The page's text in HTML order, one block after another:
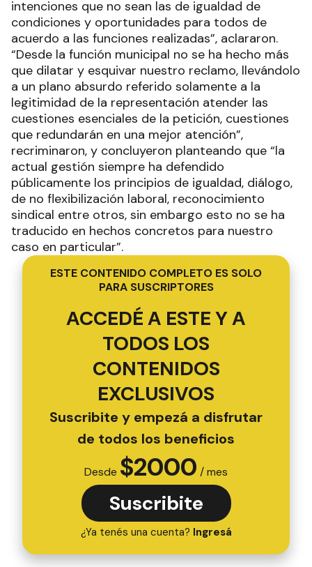
intenciones que no sean las de igualdad de
condiciones y oportunidades para todos de
acuerdo a las funciones realizadas”, aclararon.
“Desde la función municipal no se ha hecho más
que dilatar y esquivar nuestro reclamo, llevándolo
a un plano absurdo referido solamente a la
legitimidad de la representación atender las
cuestiones esenciales de la petición, cuestiones
que redundarán en una mejor atención”,
recriminaron, y concluyeron planteando que “la
actual gestión siempre ha defendido
públicamente los principios de igualdad, diálogo,
de no flexibilización laboral, reconocimiento
sindical entre otros, sin embargo esto no se ha
traducido en hechos concretos para nuestro
caso en particular”.
ESTE CONTENIDO COMPLETO ES SOLO
PARA SUSCRIPTORES
ACCEDÉ A ESTE Y A
TODOS LOS
CONTENIDOS
EXCLUSIVOS
Suscribite y empezá a disfrutar
de todos los beneficios
Desde $2000 / mes
Suscribite
¿Ya tenés una cuenta? Ingresá